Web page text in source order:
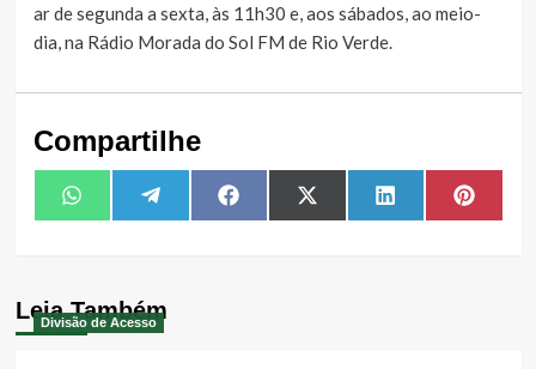
ar de segunda a sexta, às 11h30 e, aos sábados, ao meio-
dia, na Rádio Morada do Sol FM de Rio Verde.
Compartilhe
Share
on
WhatsAppShare
on
TelegramShare
on
FacebookShare
on
X
(Twitter)
Share
on
LinkedIn Share
on
Leia Também
Divisão de Acesso